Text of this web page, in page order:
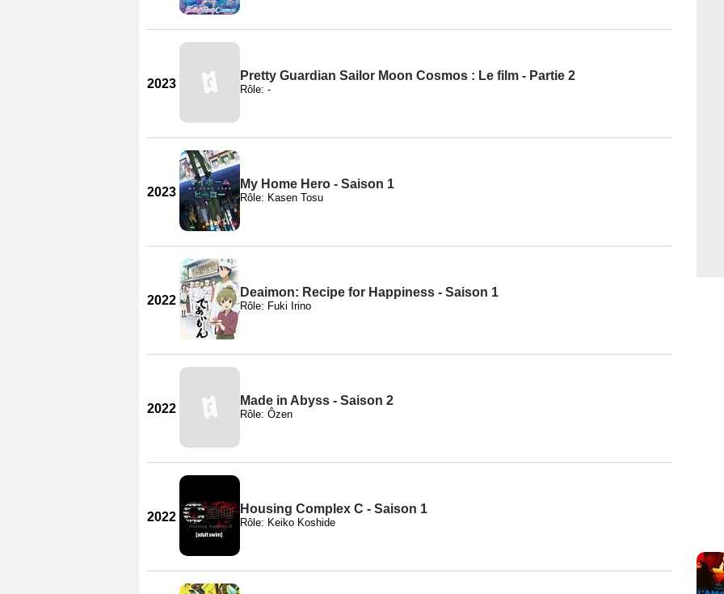
2023
Pretty Guardian Sailor Moon Cosmos : Le film - Partie 2
Rôle: -
2023
My Home Hero - Saison 1
Rôle: Kasen Tosu
2022
Deaimon: Recipe for Happiness - Saison 1
Rôle: Fuki Irino
2022
Made in Abyss - Saison 2
Rôle: Ôzen
2022
Housing Complex C - Saison 1
Rôle: Keiko Koshide